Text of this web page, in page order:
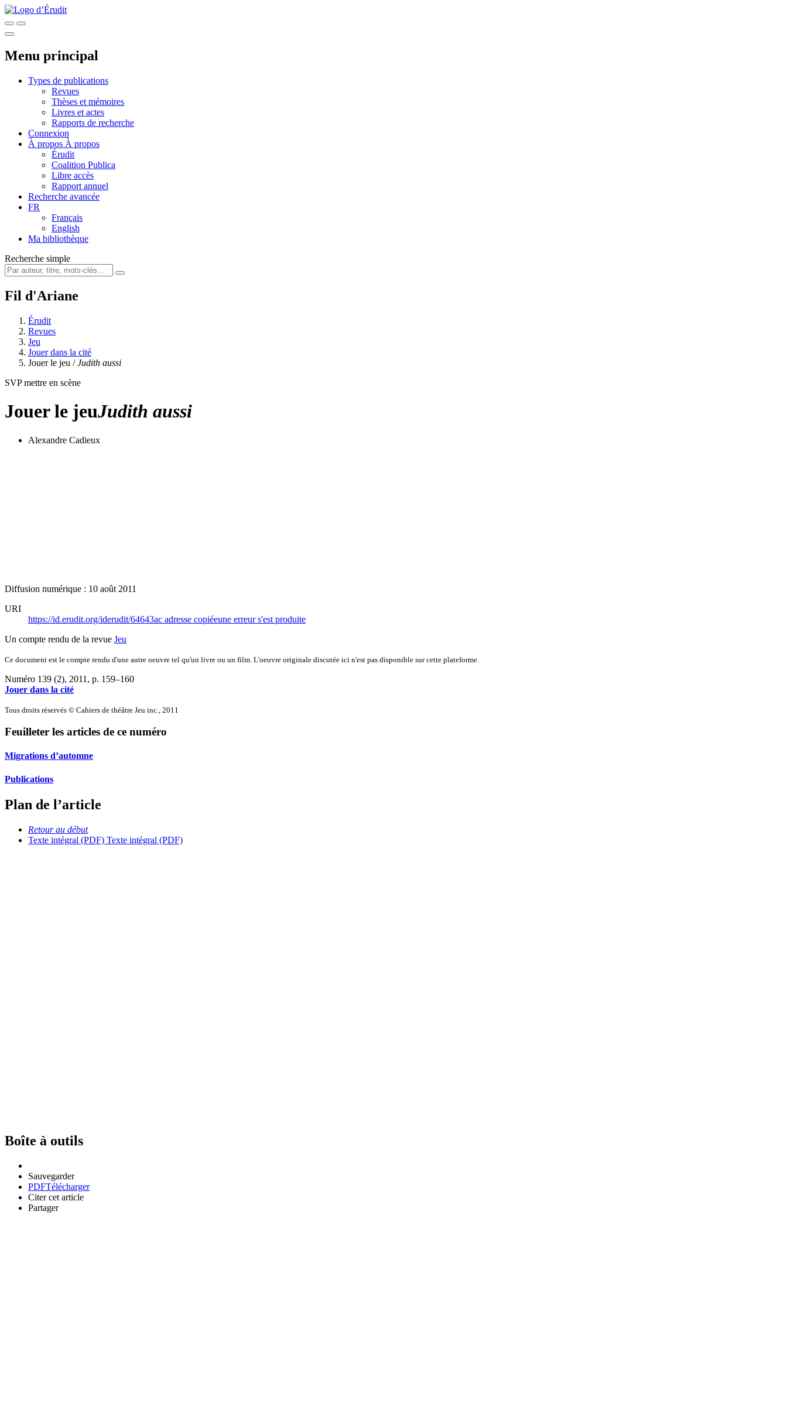
Menu principal
Types de publications
Revues
Thèses et mémoires
Livres et actes
Rapports de recherche
Connexion
À propos À propos
Érudit
Coalition Publica
Libre accès
Rapport annuel
Recherche avancée
FR
Français
English
Ma bibliothèque
Recherche simple
Fil d'Ariane
Érudit
Revues
Jeu
Jouer dans la cité
Jouer le jeu /Judith aussi
SVP mettre en scène
Jouer le jeuJudith aussi
Alexandre Cadieux
Diffusion numérique : 10 août 2011
URI
https://id.erudit.org/iderudit/64643ac adresse copiéeune erreur s'est produite
Un compte rendu de la revue Jeu
Ce document est le compte rendu d'une autre oeuvre tel qu'un livre ou un film. L'oeuvre originale discutée ici n'est pas disponible sur cette plateforme.
Numéro 139 (2), 2011 , p. 159–160
Jouer dans la cité
Tous droits réservés © Cahiers de théâtre Jeu inc., 2011
Feuilleter les articles de ce numéro
Migrations d’automne
Publications
Plan de l’article
Retour au début
Texte intégral (PDF) Texte intégral (PDF)
Boîte à outils
Sauvegarder
PDFTélécharger
Citer cet article
Partager